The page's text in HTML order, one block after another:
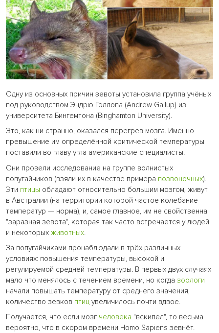
Одну из основных причин зевоты установила группа учёных
под руководством Эндрю Гэллопа (Andrew Gallup) из
университета Бингемтона (Binghamton University).
Это, как ни странно, оказался перегрев мозга. Именно
превышение им определённой критической температуры
поставили во главу угла американские специалисты.
Они провели исследование на группе волнистых
попугайчиков (взяли их в качестве примера позвоночных).
Эти птицы обладают относительно большим мозгом, живут
в Австралии (на территории которой частое колебание
температур — норма), и, самое главное, им не свойственна
"заразная зевота", которая так часто встречается у людей
и некоторых животных.
За попугайчиками пронаблюдали в трёх различных
условиях: повышения температуры, высокой и
регулируемой средней температуры. В первых двух случаях
мало что менялось с течением времени, но когда зоологи
начали повышать температуру от среднего значения,
количество зевков птиц увеличилось почти вдвое.
Получается, что если мозг человека "вскипел", то весьма
вероятно, что в скором времени Homo Sapiens зевнёт.